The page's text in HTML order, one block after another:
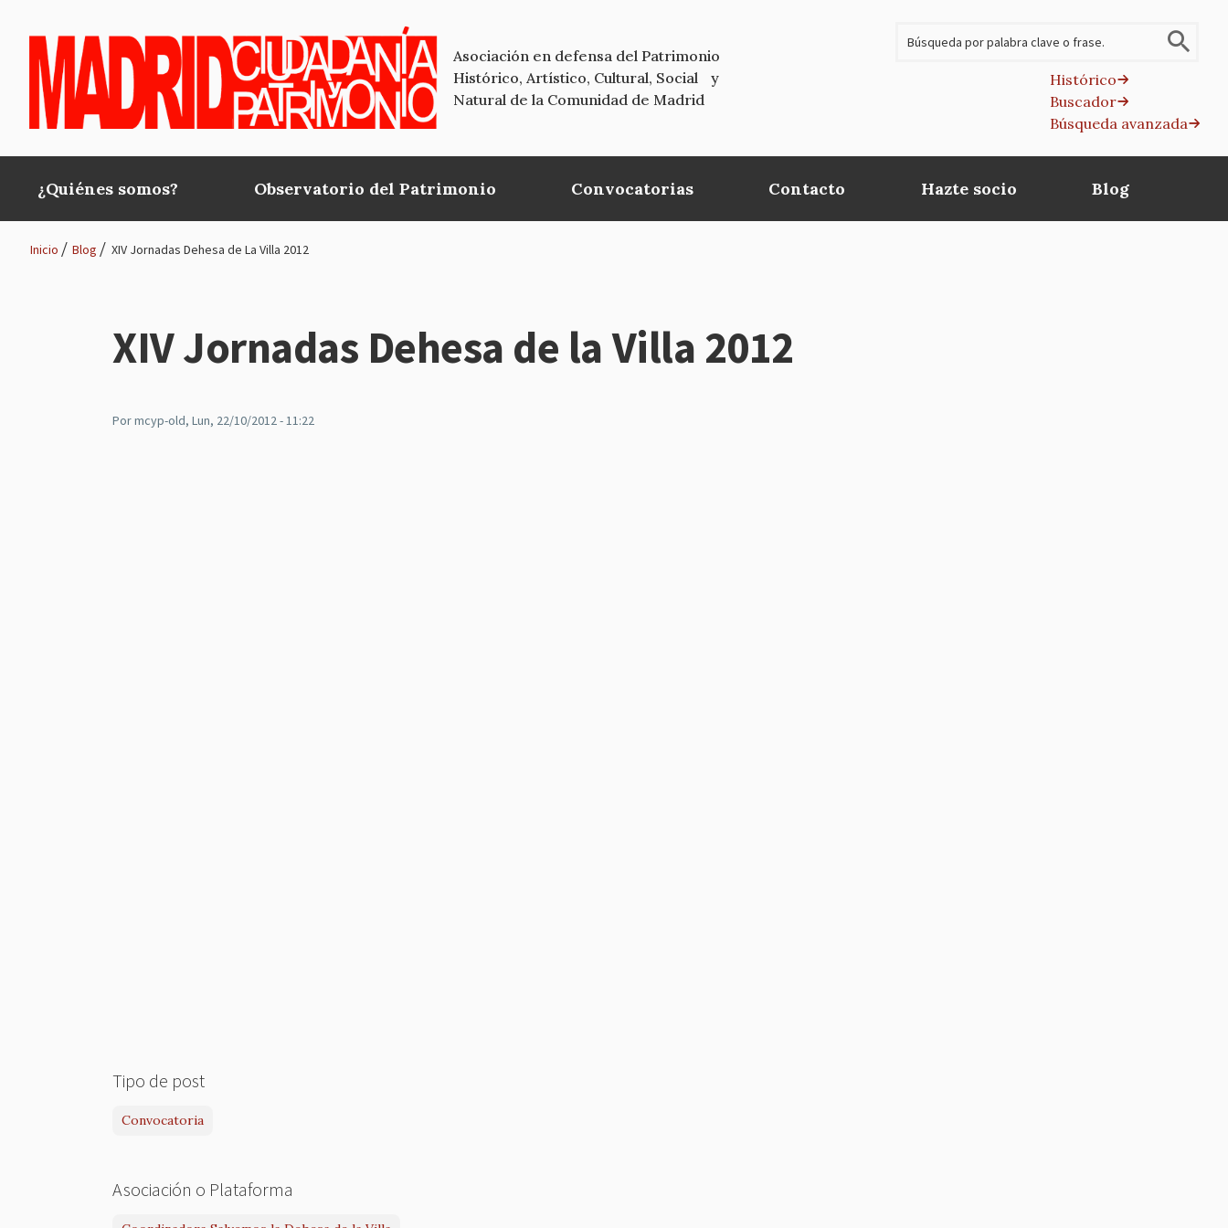
Asociación en defensa del Patrimonio
Histórico, Artístico, Cultural, Social y
Natural de la Comunidad de Madrid
Histórico
Buscador
Búsqueda avanzada
Main
navigation
¿Quiénes somos? Observatorio del Patrimonio Convocatorias Contacto Hazte socio Blog
Inicio Blog XIV Jornadas Dehesa de La Villa 2012
XIV Jornadas Dehesa de la Villa 2012
Pormcyp-old, Lun, 22/10/2012 - 11:22
Tipo de post
Convocatoria
Asociación o Plataforma